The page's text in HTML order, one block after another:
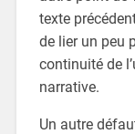
texte
de lier un peu
continuité de
narrative.
Un autre